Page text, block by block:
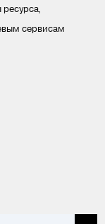
сервисам